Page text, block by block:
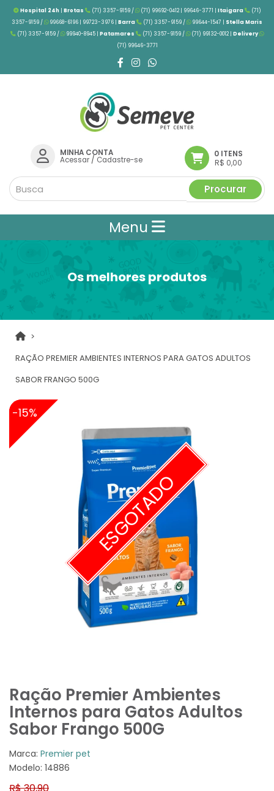
Hospital 24h| Brotas (71) 3357-9159 / (71) 99692-0412 | 99646-3771 | Itaigara
(71)
3357-9159 /
99668-6196 | 99723-3976 | Barra (71) 3357-9159 / 99644-1547 | Stella Maris
(71) 3357-9159 /
99940-8945 | Patamares (71) 3357-9159 / (71) 99132-0012 | Delivery
(71) 99646-3771
MINHA CONTA
Acessar/ Cadastre-se
0 ITENS
R$ 0,00
Procurar
Menu
Os melhores produtos
RAÇÃO PREMIER AMBIENTES INTERNOS PARA GATOS ADULTOS
SABOR FRANGO 500G
ESGOTADO
-15%
Ração Premier Ambientes
Internos para Gatos Adultos
Sabor Frango 500G
Marca: Premier pet
Modelo: 14886